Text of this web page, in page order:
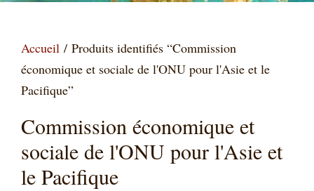
Accueil / Produits identifiés “Commission
économique et sociale de l'ONU pour l'Asie et le
Pacifique”
Commission économique et
sociale de l'ONU pour l'Asie et
le Pacifique